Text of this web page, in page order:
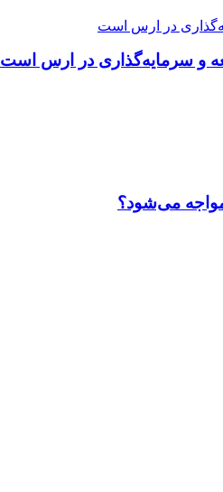
و سرمایه‌گذاری در ارس است
می‌شود؟